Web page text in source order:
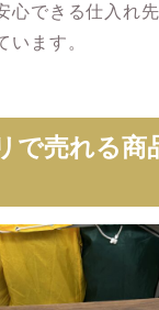
心できる仕入れ
います。
で売れる商